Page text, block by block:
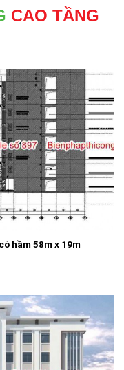
CAO TẦNG
hầm 58m x 19m